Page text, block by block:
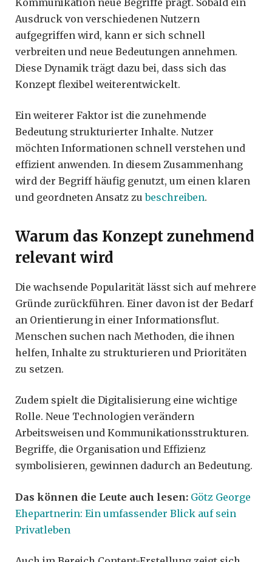
Ausdruck von verschiedenen Nutzern
aufgegriffen wird, kann er sich schnell
verbreiten und neue Bedeutungen annehmen.
Diese Dynamik trägt dazu bei, dass sich das
Konzept flexibel weiterentwickelt.
Ein weiterer Faktor ist die zunehmende
Bedeutung strukturierter Inhalte. Nutzer
möchten Informationen schnell verstehen und
effizient anwenden. In diesem Zusammenhang
wird der Begriff häufig genutzt, um einen klaren
und geordneten Ansatz zubeschreiben.
Warum das Konzept zunehmend
relevant wird
Die wachsende Popularität lässt sich auf mehrere
Gründe zurückführen. Einer davon ist der Bedarf
an Orientierung in einer Informationsflut.
Menschen suchen nach Methoden, die ihnen
helfen, Inhalte zu strukturieren und Prioritäten
zu setzen.
Zudem spielt die Digitalisierung eine wichtige
Rolle. Neue Technologien verändern
Arbeitsweisen und Kommunikationsstrukturen.
Begriffe, die Organisation und Effizienz
symbolisieren, gewinnen dadurch an Bedeutung.
Das können die Leute auch lesen: Götz George
Ehepartnerin: Ein umfassender Blick auf sein
Privatleben